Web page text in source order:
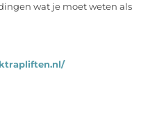
wat je moet weten als